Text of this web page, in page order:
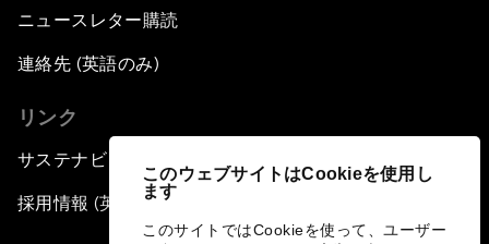
このウェブサイトはCookieを使用し
ます
このサイトではCookieを使って、ユーザー
ニュースレター購読
連絡先 (英語のみ)
リンク
サステナビリティへの取り組み
採用情報 (英語のみ)